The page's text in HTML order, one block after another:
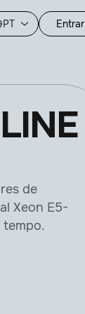
PT Entrar
de
Xeon E5-
tempo.